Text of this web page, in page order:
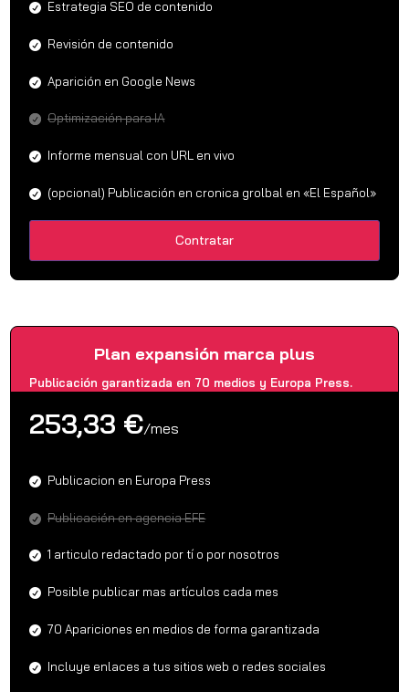
Estrategia SEO de contenido
Revisión de contenido
Aparición en Google News
Optimización para IA
Informe mensual con URL en vivo
(opcional) Publicación en cronica grolbal en «El Español»
Contratar
Plan expansión marca plus
Publicación garantizada en 70 medios y Europa Press.
253,33 €/mes
Publicacion en Europa Press
Publicación en agencia EFE
1 articulo redactado por tí o por nosotros
Posible publicar mas artículos cada mes
70 Apariciones en medios de forma garantizada
Incluye enlaces a tus sitios web o redes sociales